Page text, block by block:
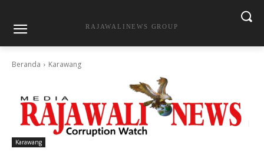
RAJAWALINEWS GROUP
Beranda Karawang
Karawang